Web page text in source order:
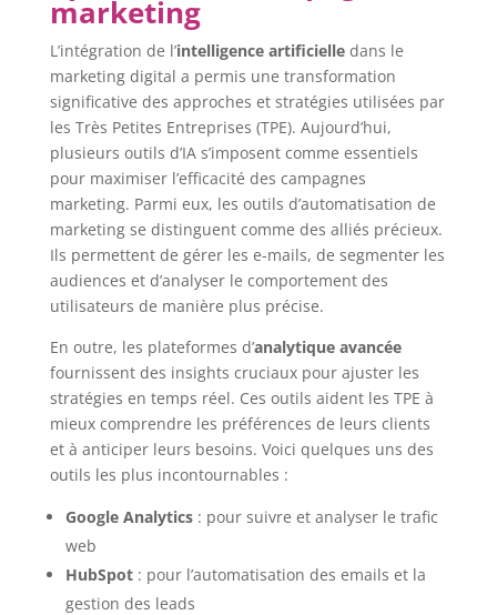
marketing
L’intégration de l’intelligence artificielledans le
marketing digital a permis une transformation
significative des approches et stratégies utilisées par
les Très Petites Entreprises (TPE). Aujourd’hui,
plusieurs outils d’IA s’imposent comme essentiels
pour maximiser l’efficacité des campagnes
marketing. Parmi eux, les outils d’automatisation de
marketing se distinguent comme des alliés précieux.
Ils permettent de gérer les e-mails, de segmenter les
audiences et d’analyser le comportement des
utilisateurs de manière plus précise.
En outre, les plateformes d’analytique avancée
fournissent des insights cruciaux pour ajuster les
stratégies en temps réel. Ces outils aident les TPE à
mieux comprendre les préférences de leurs clients
et à anticiper leurs besoins. Voici quelques uns des
outils les plus incontournables :
Google Analytics: pour suivre et analyser le trafic
web
HubSpot: pour l’automatisation des emails et la
gestion des leads